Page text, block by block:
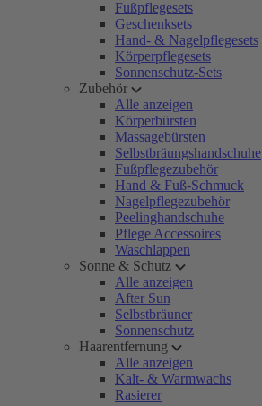
Fußpflegesets
Geschenksets
Hand- & Nagelpflegesets
Körperpflegesets
Sonnenschutz-Sets
Zubehör
Alle anzeigen
Körperbürsten
Massagebürsten
Selbstbräungshandschuhe
Fußpflegezubehör
Hand & Fuß-Schmuck
Nagelpflegezubehör
Peelinghandschuhe
Pflege Accessoires
Waschlappen
Sonne & Schutz
Alle anzeigen
After Sun
Selbstbräuner
Sonnenschutz
Haarentfernung
Alle anzeigen
Kalt- & Warmwachs
Rasierer